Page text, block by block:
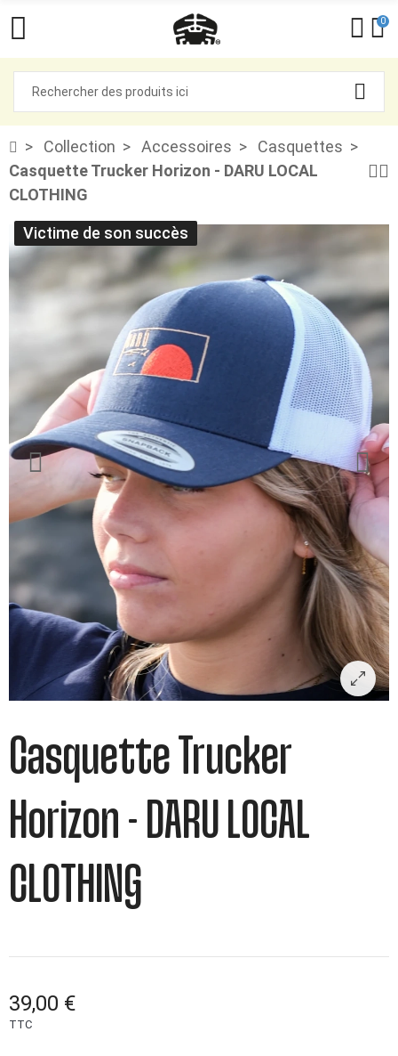
0
Collection Accessoires
Casquettes
Casquette Trucker Horizon - DARU LOCAL
CLOTHING
Victime de son succès
Casquette Trucker
Horizon - DARU LOCAL
CLOTHING
39,00 €
TTC